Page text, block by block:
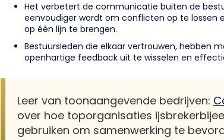
Het verbetert de communicatie buiten de
eenvoudiger wordt om conflicten op te lossen
op één lijn te brengen.
Bestuursleden die elkaar vertrouwen, hebben
openhartige feedback uit te wisselen en
Leer van toonaangevende bedrijven:
over hoe toporganisaties
gebruiken om samenwerking te